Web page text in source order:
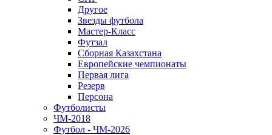
Другое
Звезды футбола
Мастер-Класс
Футзал
Сборная Казахстана
Европейские чемпионаты
Первая лига
Резерв
Персона
Футболисты
ЧМ-2018
Футбол - ЧМ-2026